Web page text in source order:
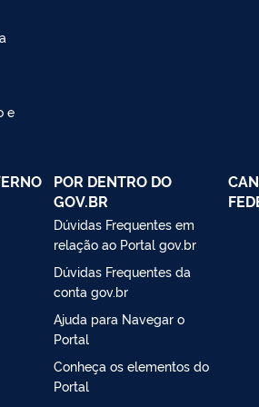
e
POR DENTRO DO
GOV.BR
Dúvidas Frequentes em
relação ao Portal gov.br
Dúvidas Frequentes da
conta gov.br
Ajuda para Navegar o
Portal
Conheça os elementos do
Portal